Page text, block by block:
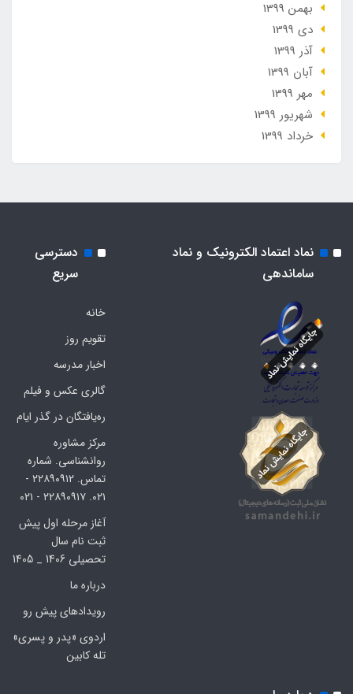
بهمن 1399
دی 1399
آذر 1399
آبان 1399
مهر 1399
شهریور 1399
خرداد 1399
نماد اعتماد الکترونیک و نماد
ساماندهی
دسترسی
سریع
خانه
تقویم روز
اخبار مدرسه
گالری عکس و فیلم
ره‌یافتگان در گذر ایام
مرکز مشاوره
روانشناسی. شماره
تماس. ۲۲۸۹۰۹۱۲ -
۰۲۱. ۲۲۸۹۰۹۱۷ - ۰۲۱
آغاز مرحله اول پیش
ثبت نام سال
تحصیلی 1406 _ 1405
درباره ما
رویدادهای پیش رو
اردوی «پدر و پسری»
تله کابین